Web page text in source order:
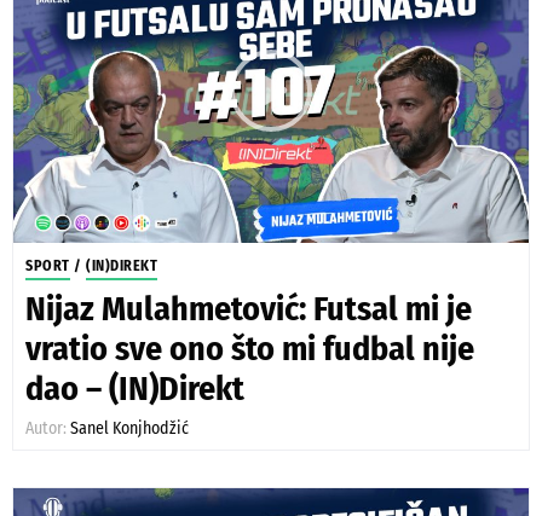
SPORT / (IN)DIREKT
Nijaz Mulahmetović: Futsal mi je
vratio sve ono što mi fudbal nije
dao – (IN)Direkt
Autor: Sanel Konjhodžić